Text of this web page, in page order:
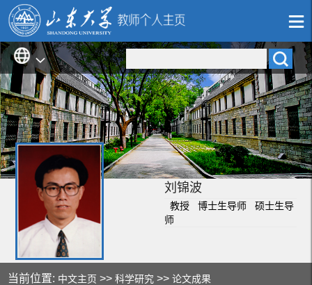
刘锦波
教授 博士生导师 硕士生导
师
当前位置: 中文主页 >>科学研究 >>论文成果